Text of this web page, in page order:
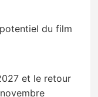
du film
et le retour